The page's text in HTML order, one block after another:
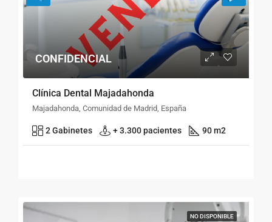
CONFIDENCIAL
Clínica Dental Majadahonda
Majadahonda, Comunidad de Madrid, España
2 Gabinetes + 3.300 pacientes 90 m2
NO DISPONIBLE